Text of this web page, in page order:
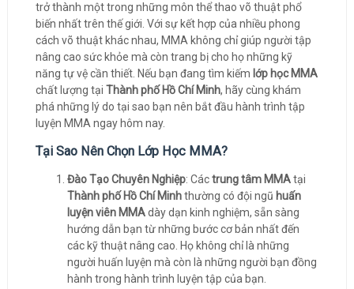
trở thành một trong những môn thể thao võ thuật phổ
biến nhất trên thế giới. Với sự kết hợp của nhiều phong
cách võ thuật khác nhau, MMA không chỉ giúp người tập
nâng cao sức khỏe mà còn trang bị cho họ những kỹ
năng tự vệ cần thiết. Nếu bạn đang tìm kiếm lớp học MMA
chất lượng tại Thành phố Hồ Chí Minh, hãy cùng khám
phá những lý do tại sao bạn nên bắt đầu hành trình tập
luyện MMA ngay hôm nay.
Tại Sao Nên Chọn Lớp Học MMA?
Đào Tạo Chuyên Nghiệp: Cáctrung tâm MMAtại
Thành phố Hồ Chí Minhthường có đội ngũ huấn
luyện viên MMAdày dạn kinh nghiệm, sẵn sàng
hướng dẫn bạn từ những bước cơ bản nhất đến
các kỹ thuật nâng cao. Họ không chỉ là những
người huấn luyện mà còn là những người bạn đồng
hành trong hành trình luyện tập của bạn.